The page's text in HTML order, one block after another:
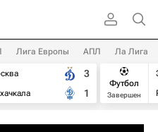
Лига Европы АПЛ Ла Лига
3
1
Футбол
Завершен